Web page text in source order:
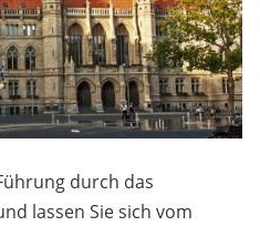
durch das
lassen Sie sich vom